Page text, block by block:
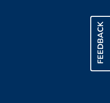
FEEDBACK